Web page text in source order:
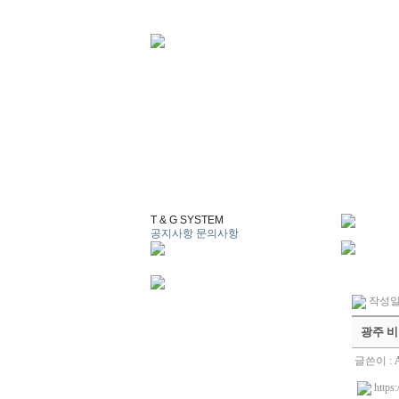
T & G SYSTEM
공지사항 문의사항
작성
광주
글쓴이 :